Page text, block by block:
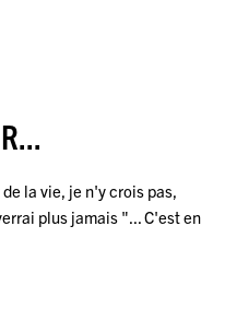
la vie, je n'y crois pas,
plus jamais "... C'est en